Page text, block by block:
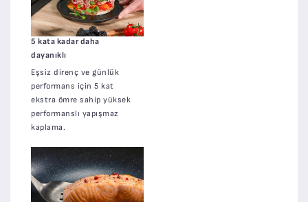
5 kata kadar daha
dayanıklı
Eşsiz direnç ve günlük
performans için 5 kat
ekstra ömre sahip yüksek
performanslı yapışmaz
kaplama.